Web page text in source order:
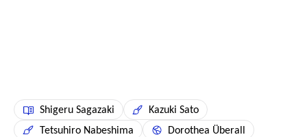
Shigeru Sagazaki
Kazuki Sato
Tetsuhiro Nabeshima
Dorothea Überall